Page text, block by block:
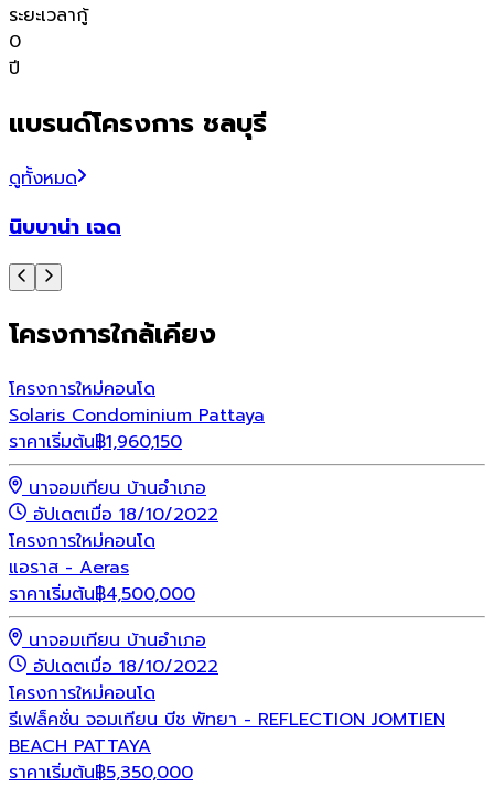
ระยะเวลากู้
0
ปี
แบรนด์โครงการ ชลบุรี
ดูทั้งหมด
นิบบาน่า เฉด
โครงการใกล้เคียง
โครงการใหม่คอนโด
Solaris Condominium Pattaya
ราคาเริ่มต้น฿1,960,150
นาจอมเทียน บ้านอำเภอ
อัปเดตเมื่อ 18/10/2022
โครงการใหม่คอนโด
แอราส - Aeras
ราคาเริ่มต้น฿4,500,000
นาจอมเทียน บ้านอำเภอ
อัปเดตเมื่อ 18/10/2022
โครงการใหม่คอนโด
รีเฟล็คชั่น จอมเทียน บีช พัทยา - REFLECTION JOMTIEN
BEACH PATTAYA
ราคาเริ่มต้น฿5,350,000